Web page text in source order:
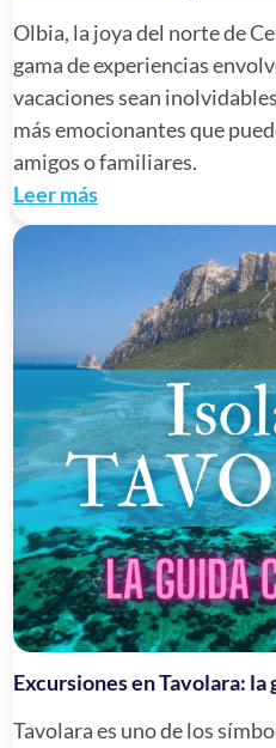
Olbia, la joya del norte de
gama de experiencias
vacaciones sean
más emocionantes que
amigos o familiares.
Leer más
Excursiones en Tavolara:
Tavolara es uno de los